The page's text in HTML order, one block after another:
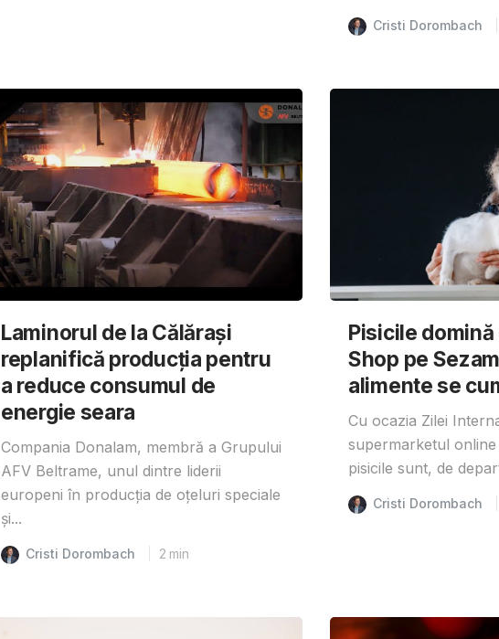
Cristi Dorombach
Laminorul de la Călărași
replanifică producția pentru
a reduce consumul de
energie seara
Compania Donalam, membră a Grupului
AFV Beltrame, unul dintre liderii
europeni în producția de oțeluri speciale
și...
Cristi Dorombach 2 min
Pisicile
Shop pe
alimente se
Cu ocazia Zilei
supermarketul
pisicile sunt, de
Cristi Dorombach